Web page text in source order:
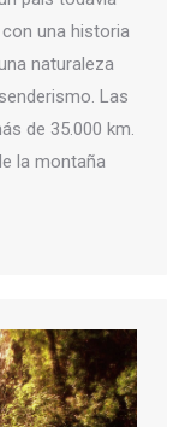
una historia
naturaleza
Las
de 35.000 km.
la montaña